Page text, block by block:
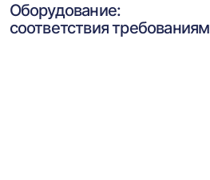
Оборудование:
соответствия требованиям